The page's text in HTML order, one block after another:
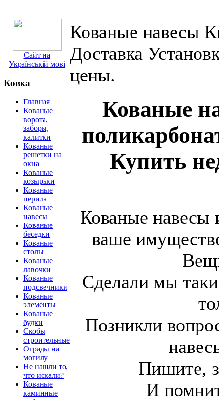
Сайт на
Українській мові
Ковка
Главная
Кованые
ворота,
заборы,
калитки
Кованые
решетки на
окна
Кованые
козырьки
Кованые
перила
Кованые
навесы
Кованые
беседки
Кованые
столы
Кованые
лавочки
Кованые
подсвечники
Кованые
элементы
Кованые
будки
Скобы
строительные
Ограды на
могилу
Не нашли то,
что искали?
Кованые
каминные
Кованые навесы
Доставка
цены.
Кованые
Купить
Кованые навесы
ваше
Сделали мы
Позникли
Пишите,
И